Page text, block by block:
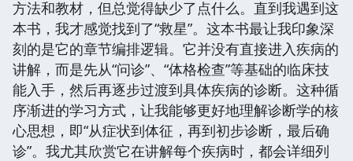
方法和教材，但总觉得缺少了点什么。直到我遇到这
本书，我才感觉找到了“救星”。这本书最让我印象深
刻的是它的章节编排逻辑。它并没有直接进入疾病的
讲解，而是先从“问诊”、“体格检查”等基础的临床技
能入手，然后再逐步过渡到具体疾病的诊断。这种循
序渐进的学习方式，让我能够更好地理解诊断学的核
心思想，即“从症状到体征，再到初步诊断，最后确
诊”。我尤其欣赏它在讲解每个疾病时，都会详细列